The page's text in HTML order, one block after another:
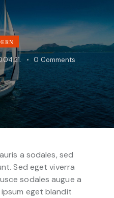
0 Comments
a sodales, sed
Sed eget viverra
sodales augue a
eget blandit